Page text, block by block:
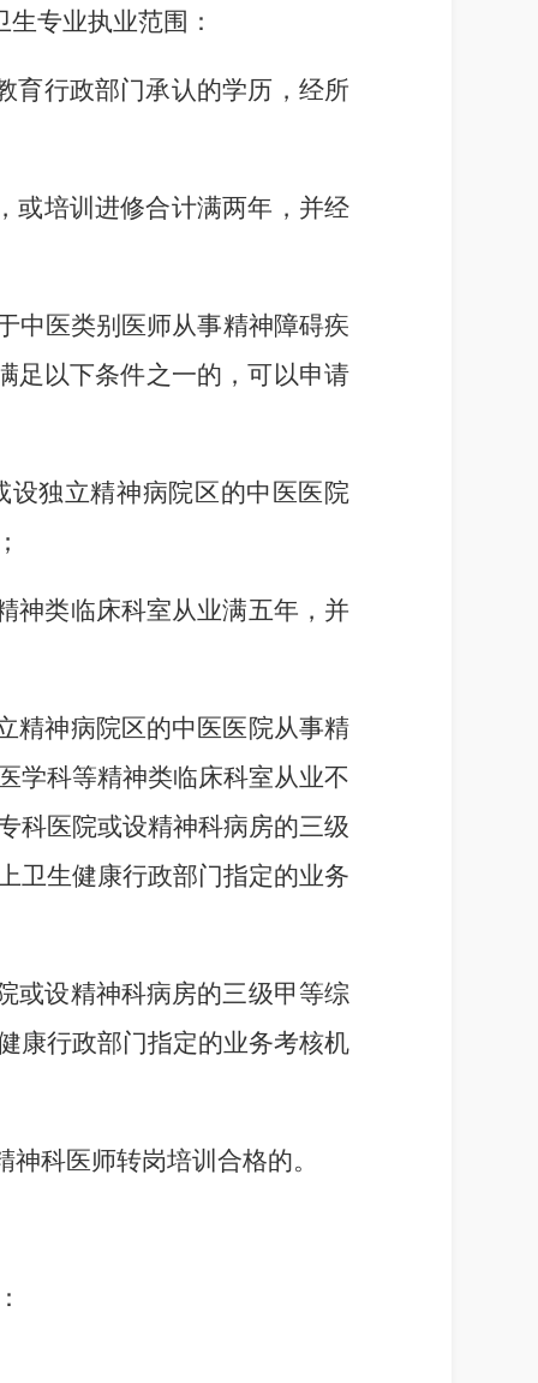
专业执业范围：
育行政部门承认的学历，经所
或培训进修合计满两年，并经
中医类别医师从事精神障碍疾
足以下条件之一的，可以申请
独立精神病院区的中医医院
神类临床科室从业满五年，并
精神病院区的中医医院从事精
学科等精神类临床科室从业不
科医院或设精神科病房的三级
卫生健康行政部门指定的业务
或设精神科病房的三级甲等综
康行政部门指定的业务考核机
科医师转岗培训合格的。